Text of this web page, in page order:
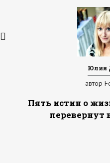
Юлия
автор
Пять истин о
перевернут